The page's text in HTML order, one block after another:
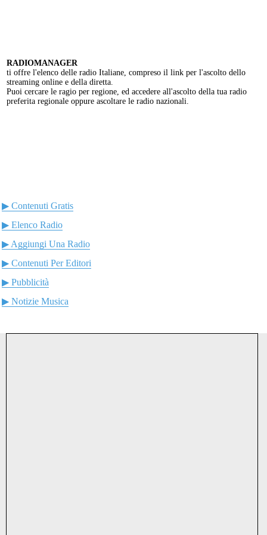
RADIOMANAGER
ti offre l'elenco delle radio Italiane, compreso il link per l'ascolto dello
streaming online e della diretta.
Puoi cercare le ragio per regione, ed accedere all'ascolto della tua radio
preferita regionale oppure ascoltare le radio nazionali.
▶ Contenuti Gratis
▶ Elenco Radio
▶ Aggiungi Una Radio
▶ Contenuti Per Editori
▶ Pubblicità
▶ Notizie Musica